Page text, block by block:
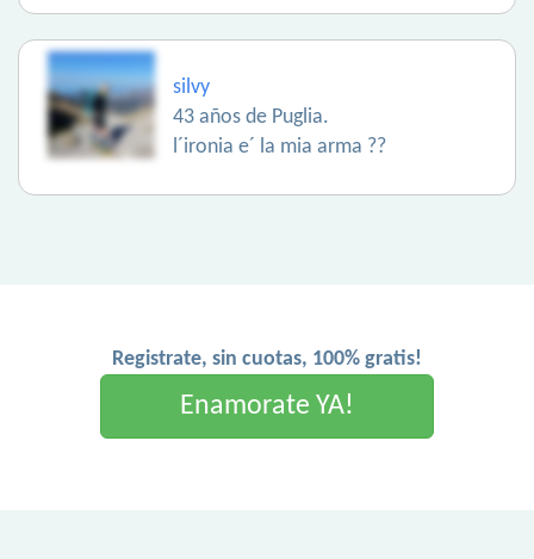
silvy
43 años de Puglia.
l´ironia e´ la mia arma ??
Registrate, sin cuotas, 100% gratis!
Enamorate YA!